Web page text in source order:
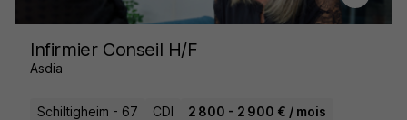
Infirmier Conseil H/F
Asdia
Schiltigheim - 67 CDI 2 800 - 2 900 € / mois